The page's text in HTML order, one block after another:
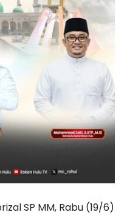
SP MM, Rabu (19/6)